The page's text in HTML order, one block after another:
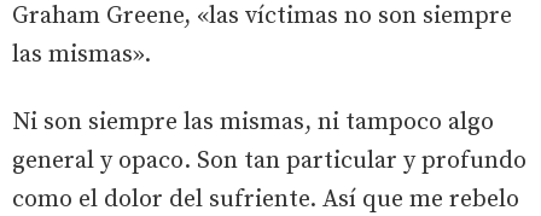
Graham Greene, «las víctimas no son siempre
las mismas».
Ni son siempre las mismas, ni tampoco algo
general y opaco. Son tan particular y profundo
como el dolor del sufriente. Así que me rebelo